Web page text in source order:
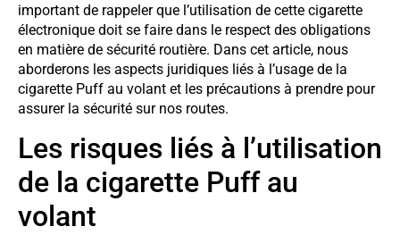
important de rappeler que l’utilisation de cette cigarette
électronique doit se faire dans le respect des obligations
en matière de sécurité routière. Dans cet article, nous
aborderons les aspects juridiques liés à l’usage de la
cigarette Puff au volant et les précautions à prendre pour
assurer la sécurité sur nos routes.
Les risques liés à l’utilisation
de la cigarette Puff au
volant